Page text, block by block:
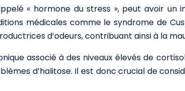
« hormone du stress », peut avoir un
médicales comme le syndrome de
d’odeurs, contribuant ainsi à la
associé à des niveaux élevés de
d’halitose. Il est donc crucial de